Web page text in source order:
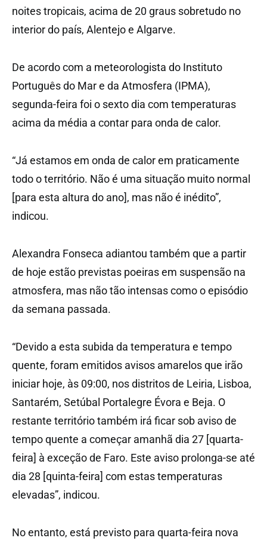
noites tropicais, acima de 20 graus sobretudo no
interior do país, Alentejo e Algarve.
De acordo com a meteorologista do Instituto
Português do Mar e da Atmosfera (IPMA),
segunda-feira foi o sexto dia com temperaturas
acima da média a contar para onda de calor.
“Já estamos em onda de calor em praticamente
todo o território. Não é uma situação muito normal
[para esta altura do ano], mas não é inédito”,
indicou.
Alexandra Fonseca adiantou também que a partir
de hoje estão previstas poeiras em suspensão na
atmosfera, mas não tão intensas como o episódio
da semana passada.
“Devido a esta subida da temperatura e tempo
quente, foram emitidos avisos amarelos que irão
iniciar hoje, às 09:00, nos distritos de Leiria, Lisboa,
Santarém, Setúbal Portalegre Évora e Beja. O
restante território também irá ficar sob aviso de
tempo quente a começar amanhã dia 27 [quarta-
feira] à exceção de Faro. Este aviso prolonga-se até
dia 28 [quinta-feira] com estas temperaturas
elevadas”, indicou.
No entanto, está previsto para quarta-feira nova